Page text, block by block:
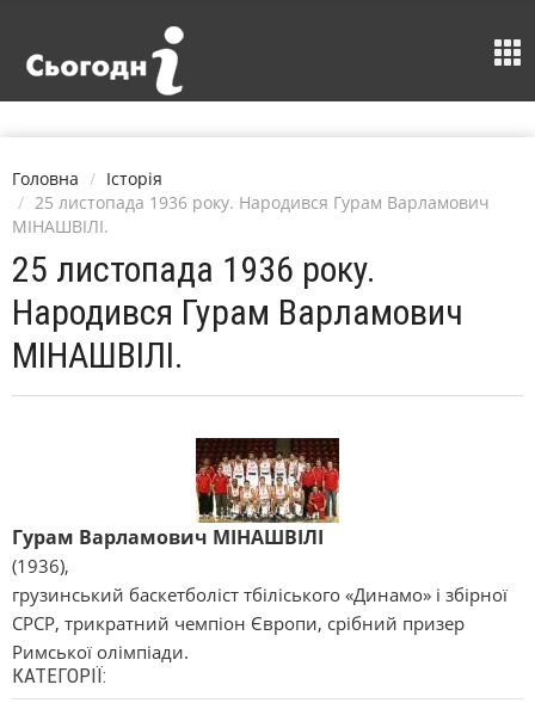
Головна
Історія
25 листопада 1936 року. Народився Гурам Варламович
МІНАШВІЛІ.
25 листопада 1936 року.
Народився Гурам Варламович
МІНАШВІЛІ.
Гурам Варламович МІНАШВІЛІ
(1936),
грузинський баскетболіст тбіліського «Динамо» і збірної
СРСР, трикратний чемпіон Європи, срібний призер
Римської олімпіади.
КАТЕГОРІЇ: